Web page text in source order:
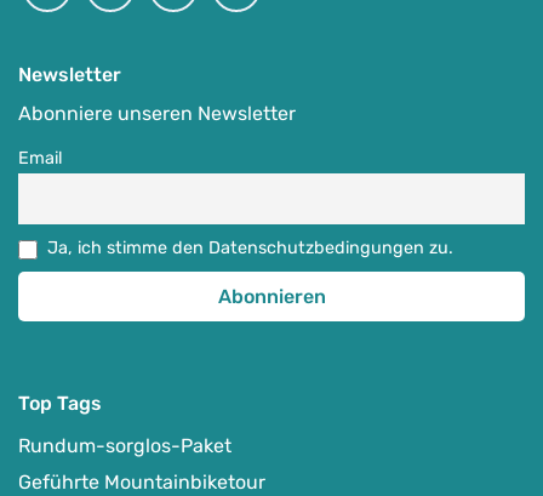
Auf Karte anzeigen
Ausgewählte MTB-Regionen,MTB-Touren & MTB-Camps
Detail Anzeigen
Newsletter
Abonniere unseren Newsletter
Email
Ja, ich stimme den Datenschutzbedingungen zu.
Top Tags
Rundum-sorglos-Paket
Geführte Mountainbiketour